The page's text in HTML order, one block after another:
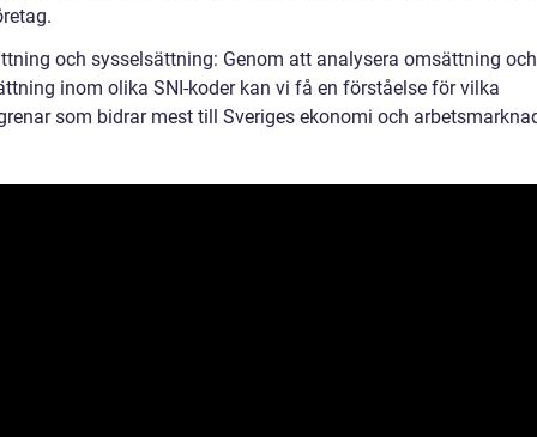
och sysselsättning: Genom att analysera omsättning och
inom olika SNI-koder kan vi få en förståelse för vilka
som bidrar mest till Sveriges ekonomi och